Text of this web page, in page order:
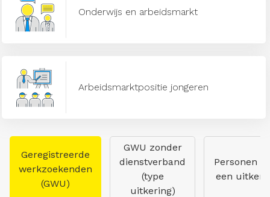
Onderwijs en arbeidsmarkt
Arbeidsmarktpositie jongeren
Geregistreerde
werkzoekenden
(GWU)
GWU zonder
dienstverband
(type
uitkering)
Personen
een